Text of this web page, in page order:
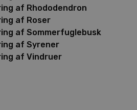
af Rhododendron
af Roser
af Sommerfuglebusk
af Syrener
af Vindruer